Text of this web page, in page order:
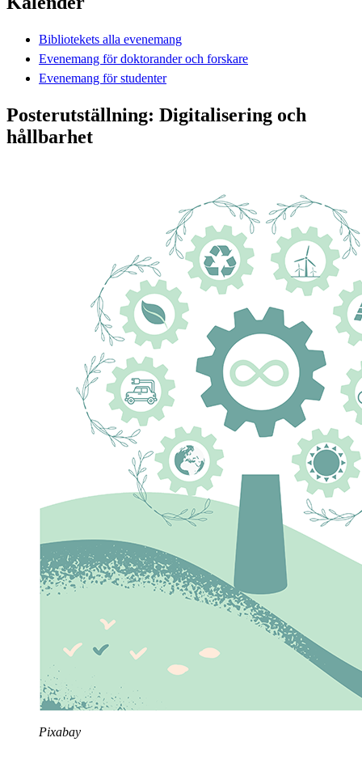
Bibliotekets alla evenemang
Evenemang för doktorander och forskare
Evenemang för studenter
Posterutställning: Digitalisering och
hållbarhet
Pixabay